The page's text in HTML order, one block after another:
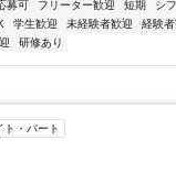
募可 フリーター歓迎 短期 シ
学生歓迎 未経験者歓迎 経験
研修あり
ト・パート